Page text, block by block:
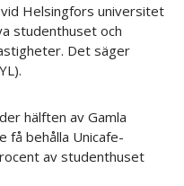
Helsingfors universitet
studenthuset och
Det säger
hälften av Gamla
få behålla Unicafe-
av studenthuset